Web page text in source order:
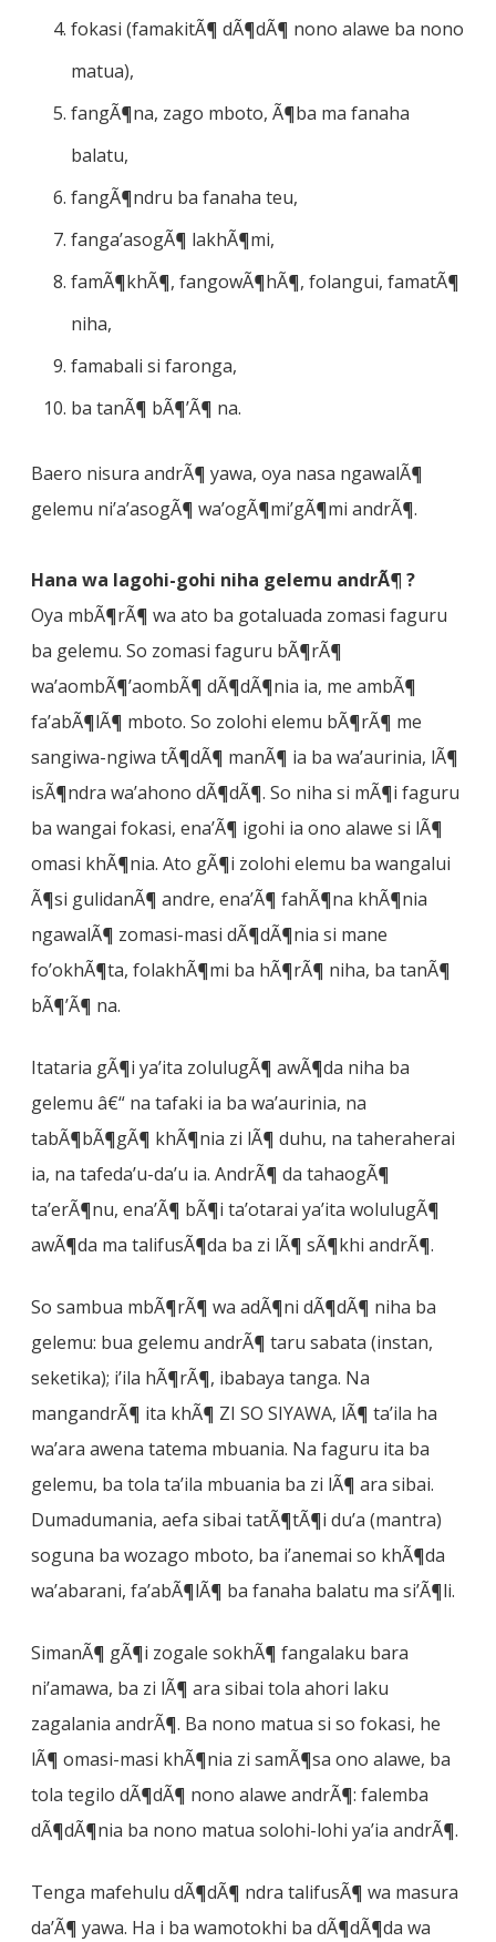
fokasi (famakitÃ¶ dÃ¶dÃ¶ nono alawe ba nono
matua),
fangÃ¶na, zago mboto, Ã¶ba ma fanaha
balatu,
fangÃ¶ndru ba fanaha teu,
fanga’asogÃ¶ lakhÃ¶mi,
famÃ¶khÃ¶, fangowÃ¶hÃ¶, folangui, famatÃ¶
niha,
famabali si faronga,
ba tanÃ¶ bÃ¶’Ã¶ na.
Baero nisura andrÃ¶ yawa, oya nasa ngawalÃ¶
gelemu ni’a’asogÃ¶ wa’ogÃ¶mi’gÃ¶mi andrÃ¶.
Hana wa lagohi-gohi niha gelemu andrÃ¶ ?
Oya mbÃ¶rÃ¶ wa ato ba gotaluada zomasi faguru
ba gelemu. So zomasi faguru bÃ¶rÃ¶
wa’aombÃ¶’aombÃ¶ dÃ¶dÃ¶nia ia, me ambÃ¶
fa’abÃ¶lÃ¶ mboto. So zolohi elemu bÃ¶rÃ¶ me
sangiwa-ngiwa tÃ¶dÃ¶ manÃ¶ ia ba wa’aurinia, lÃ¶
isÃ¶ndra wa’ahono dÃ¶dÃ¶. So niha si mÃ¶i faguru
ba wangai fokasi, ena’Ã¶ igohi ia ono alawe si lÃ¶
omasi khÃ¶nia. Ato gÃ¶i zolohi elemu ba wangalui
Ã¶si gulidanÃ¶ andre, ena’Ã¶ fahÃ¶na khÃ¶nia
ngawalÃ¶ zomasi-masi dÃ¶dÃ¶nia si mane
fo’okhÃ¶ta, folakhÃ¶mi ba hÃ¶rÃ¶ niha, ba tanÃ¶
bÃ¶’Ã¶ na.
Itataria gÃ¶i ya’ita zolulugÃ¶ awÃ¶da niha ba
gelemu â€“ na tafaki ia ba wa’aurinia, na
tabÃ¶bÃ¶gÃ¶ khÃ¶nia zi lÃ¶ duhu, na taheraherai
ia, na tafeda’u-da’u ia. AndrÃ¶ da tahaogÃ¶
ta’erÃ¶nu, ena’Ã¶ bÃ¶i ta’otarai ya’ita wolulugÃ¶
awÃ¶da ma talifusÃ¶da ba zi lÃ¶ sÃ¶khi andrÃ¶.
So sambua mbÃ¶rÃ¶ wa adÃ¶ni dÃ¶dÃ¶ niha ba
gelemu: bua gelemu andrÃ¶ taru sabata (instan,
seketika); i’ila hÃ¶rÃ¶, ibabaya tanga. Na
mangandrÃ¶ ita khÃ¶ ZI SO SIYAWA, lÃ¶ ta’ila ha
wa’ara awena tatema mbuania. Na faguru ita ba
gelemu, ba tola ta’ila mbuania ba zi lÃ¶ ara sibai.
Dumadumania, aefa sibai tatÃ¶tÃ¶i du’a (mantra)
soguna ba wozago mboto, ba i’anemai so khÃ¶da
wa’abarani, fa’abÃ¶lÃ¶ ba fanaha balatu ma si’Ã¶li.
SimanÃ¶ gÃ¶i zogale sokhÃ¶ fangalaku bara
ni’amawa, ba zi lÃ¶ ara sibai tola ahori laku
zagalania andrÃ¶. Ba nono matua si so fokasi, he
lÃ¶ omasi-masi khÃ¶nia zi samÃ¶sa ono alawe, ba
tola tegilo dÃ¶dÃ¶ nono alawe andrÃ¶: falemba
dÃ¶dÃ¶nia ba nono matua solohi-lohi ya’ia andrÃ¶.
Tenga mafehulu dÃ¶dÃ¶ ndra talifusÃ¶ wa masura
da’Ã¶ yawa. Ha i ba wamotokhi ba dÃ¶dÃ¶da wa